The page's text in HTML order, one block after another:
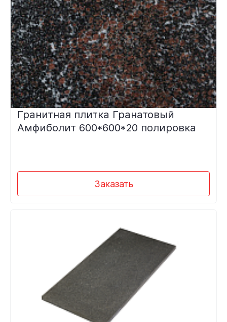
Гранитная плитка Гранатовый
Амфиболит 600*600*20 полировка
Заказать